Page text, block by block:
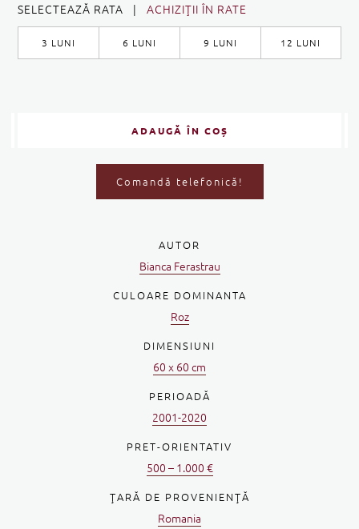
SELECTEAZĂ RATA |ACHIZIŢII ÎN RATE
3 LUNI 6 LUNI 9 LUNI 12 LUNI
ADAUGĂ ÎN COȘ
Comandă telefonică!
AUTOR
Bianca Ferastrau
CULOARE DOMINANTA
Roz
DIMENSIUNI
60 x 60 cm
PERIOADĂ
2001-2020
PRET-ORIENTATIV
500 – 1.000 €
ŢARĂ DE PROVENIENŢĂ
Romania